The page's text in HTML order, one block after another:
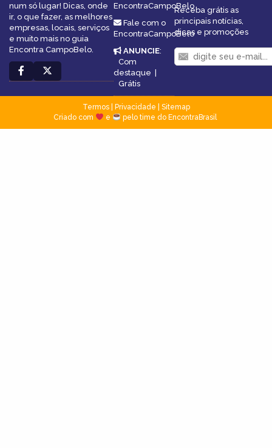
num só lugar! Dicas, onde
ir, o que fazer, as melhores
empresas, locais, serviços
e muito mais no guia
Encontra CampoBelo.
EncontraCampoBelo
Fale com o
EncontraCampoBelo
ANUNCIE:
Com
destaque |
Grátis
Receba grátis as
principais notícias,
dicas e promoções
Termos| Privacidade
Sitemap
Criado com
e pelo time do EncontraBrasil